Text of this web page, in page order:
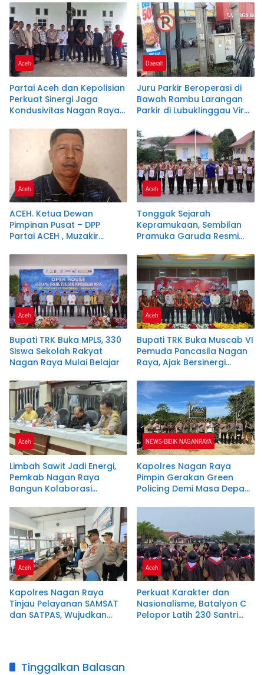
Kg Mencuat di Kertajati
Majalengka, ( APH ) Bisa
Menindak pelaku,jangan
tutup mata.
Aceh
Partai Aceh dan Kepolisian
Perkuat Sinergi Jaga
Kondusivitas Nagan Raya
Daerah
Juru Parkir Beroperasi di
Bawah Rambu Larangan
Parkir di Lubuklinggau Viral,
Pelanggaran.SK DI
PERTANYAKAN
Aceh
ACEH. Ketua Dewan
Pimpinan Pusat – DPP
Partai ACEH , Muzakir
merekomendasikan
Samsuar ( WAN Malaya )
PJ Ketua Partai Aceh
kabupaten Nagan Raya .
Aceh
Tonggak Sejarah
Kepramukaan, Sembilan
Pramuka Garuda Resmi
Aceh
Bupati TRK Buka MPLS, 330
Siswa Sekolah Rakyat
Nagan Raya Mulai Belajar
Aceh
Bupati TRK Buka Muscab VI
Pemuda Pancasila Nagan
Raya, Ajak Bersinergi
Pembangunan Daerah
Aceh
Limbah Sawit Jadi Energi,
Pemkab Nagan Raya
Bangun Kolaborasi
NEWS-BIDIK NAGANRAYA
Kapolres Nagan Raya
Pimpin Gerakan Green
Policing Demi Masa Depan
Aceh
Kapolres Nagan Raya
Tinjau Pelayanan SAMSAT
dan SATPAS, Wujudkan
Aceh
Perkuat Karakter dan
Nasionalisme, Batalyon C
Pelopor Latih 230 Santri
Tinggalkan Balasan